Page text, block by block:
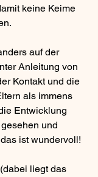
keine Keime
auf der
Anleitung von
Kontakt und die
als immens
Entwicklung
und
ist wundervoll!
liegt das